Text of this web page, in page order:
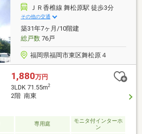
ＪＲ香椎線 舞松原駅 徒歩3分
その他の交通
築31年7ヶ月/10階建
総戸数76戸
福岡県福岡市東区舞松原４
1,880万円
3LDK 71.55m2
2階 南東
専用庭
モニタ付インターホ
ン